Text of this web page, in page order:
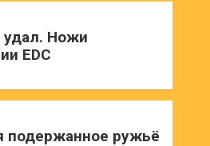
Ножи
EDC
подержанное ружьё